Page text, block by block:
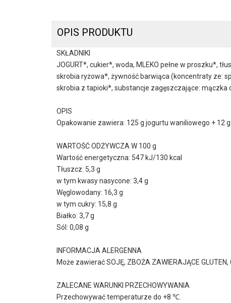
OPIS PRODUKTU
SKŁADNIKI
JOGURT*, cukier*, woda, MLEKO pełne w proszku*,
skrobia ryżowa*, żywność barwiąca (koncentraty ze:
skrobia z tapioki*, substancje zagęszczające:
OPIS
Opakowanie zawiera: 125 g jogurtu waniliowego + 12
WARTOŚĆ ODŻYWCZA W 100 g
Wartość energetyczna: 547 kJ/130 kcal
Tłuszcz: 5,3 g
w tym kwasy nasycone: 3,4 g
Węglowodany: 16,3 g
w tym cukry: 15,8 g
Białko: 3,7 g
Sól: 0,08 g
INFORMACJA ALERGENNA
Może zawierać SOJĘ, ZBOŻA ZAWIERAJĄCE GLUTEN,
ZALECANE WARUNKI PRZECHOWYWANIA
Przechowywać temperaturze do +8 ℃.